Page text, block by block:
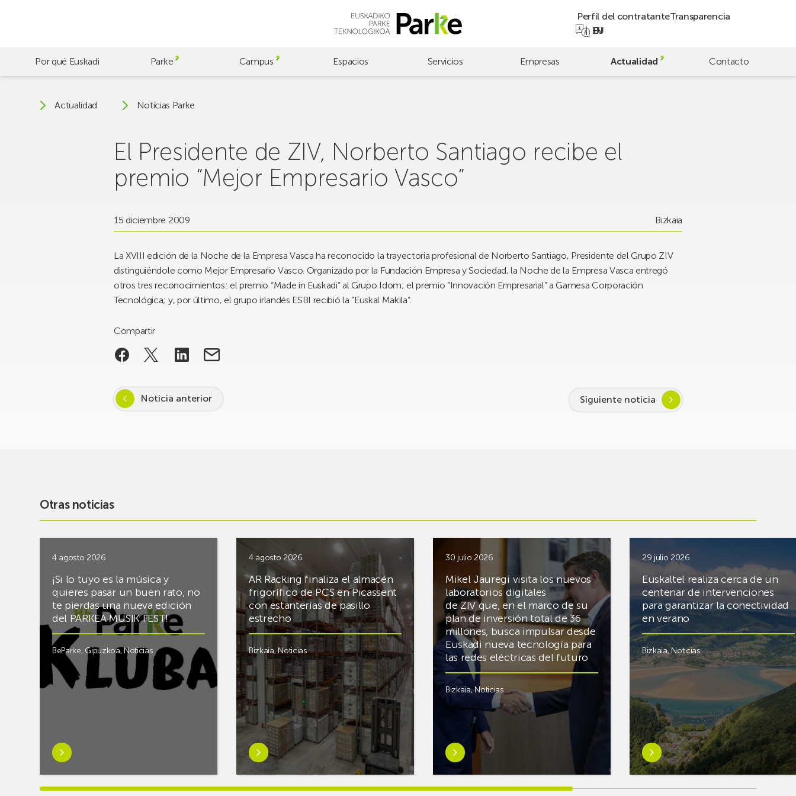
Perfil del contratanteTransparencia
EU
EN
Por qué Euskadi Parke Campus Espacios Servicios Empresas Actualidad Contacto
Actualidad Noticias Parke
El Presidente de ZIV, Norberto Santiago recibe el
premio “Mejor Empresario Vasco”
15 diciembre 2009 Bizkaia
La XVIII edición de la Noche de la Empresa Vasca ha reconocido la trayectoria profesional de Norberto Santiago, Presidente del Grupo ZIV
distinguiéndole como Mejor Empresario Vasco. Organizado por la Fundación Empresa y Sociedad, la Noche de la Empresa Vasca entregó
otros tres reconocimientos: el premio “Made in Euskadi” al Grupo Idom; el premio “Innovación Empresarial” a Gamesa Corporación
Tecnológica; y, por último, el grupo irlandés ESBI recibió la “Euskal Makila”.
Compartir
Noticia anterior Siguiente noticia
Otras noticias
4 agosto 2026
¡Si lo tuyo es la música y
quieres pasar un buen rato, no
te pierdas una nueva edición
del PARKEA MUSIK FEST!
BeParke, Gipuzkoa,Noticias
Saber
más
sobre¡Si
lo
4 agosto 2026
AR Racking finaliza el almacén
frigorífico de PCS en Picassent
con estanterías de pasillo
estrecho
Bizkaia,Noticias
Saber
más
sobreAR
Racking
30 julio 2026
Mikel Jauregi visita los nuevos
laboratorios digitales
de ZIV que, en el marco de su
plan de inversión total de 36
millones, busca impulsar desde
Euskadi nueva tecnología para
las redes eléctricas del futuro
Bizkaia,Noticias
Saber
más
sobreMikel
Jauregi
29 julio 2026
Euskaltel realiza cerca de un
centenar de intervenciones
para garantizar la conectividad
en verano
Bizkaia,Noticias
Saber
más
sobreEuskaltel
realiza